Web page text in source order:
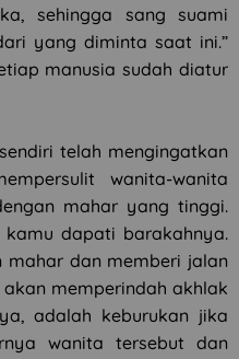
sehingga sang suami
yang diminta saat ini.”
manusia sudah diatur
telah mengingatkan
wanita-wanita
mahar yang tinggi.
kamu dapati barakahnya.
mahar dan memberi jalan
memperindah akhlak
adalah keburukan jika
wanita tersebut dan